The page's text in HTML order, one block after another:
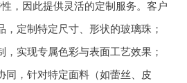
，因此提供灵活的定制服务。客户
，定制特定尺寸、形状的玻璃珠；
，实现专属色彩与表面工艺效果；
同，针对特定面料（如蕾丝、皮